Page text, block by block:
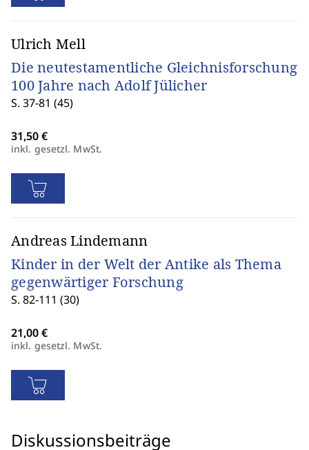
Ulrich Mell
Die neutestamentliche Gleichnisforschung
100 Jahre nach Adolf Jülicher
S. 37-81 (45)
inkl. gesetzl. MwSt.
Andreas Lindemann
Kinder in der Welt der Antike als Thema
gegenwärtiger Forschung
S. 82-111 (30)
inkl. gesetzl. MwSt.
Diskussionsbeiträge